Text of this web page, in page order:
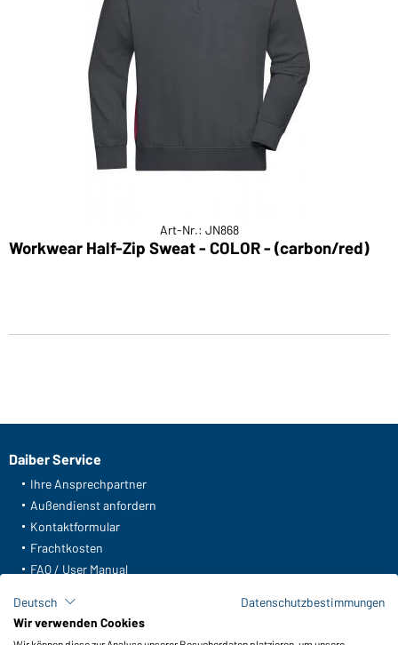
Art-Nr.: JN868
Workwear Half-Zip Sweat - COLOR - (carbon/red)
Daiber Service
Ihre Ansprechpartner
Außendienst anfordern
Kontaktformular
Frachtkosten
FAQ / User Manual
Meldeportal nach Hinweisgeberschutz
Deutsch
Datenschutzbestimmungen
Wir verwenden Cookies